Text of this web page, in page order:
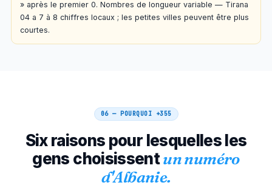
Suisse 00
00 355 N NNN NNNN
France
» après le premier 0. Nombres de longueur variable — Tirana
04 a 7 à 8 chiffres locaux ; les petites villes peuvent être plus
courtes.
06 — POURQUOI +355
Six raisons pour lesquelles les
gens choisissentun numéro
d'Albanie.